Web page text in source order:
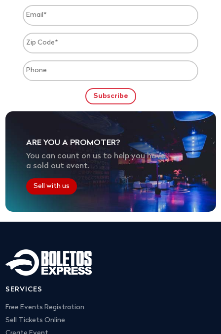
ARE YOU A PROMOTER?
You can count on us to help you have
a sold out event.
Sell with us
SERVICES
Free Events Registration
Sell Tickets Online